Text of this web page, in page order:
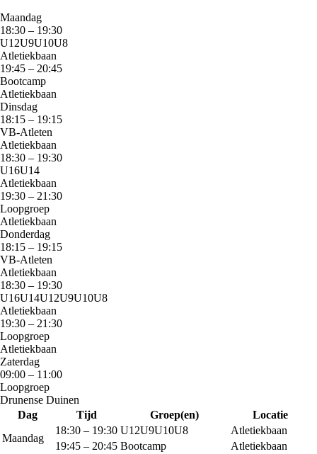
Maandag
18:30 – 19:30
U12U9U10U8
Atletiekbaan
19:45 – 20:45
Bootcamp
Atletiekbaan
Dinsdag
18:15 – 19:15
VB-Atleten
Atletiekbaan
18:30 – 19:30
U16U14
Atletiekbaan
19:30 – 21:30
Loopgroep
Atletiekbaan
Donderdag
18:15 – 19:15
VB-Atleten
Atletiekbaan
18:30 – 19:30
U16U14U12U9U10U8
Atletiekbaan
19:30 – 21:30
Loopgroep
Atletiekbaan
Zaterdag
09:00 – 11:00
Loopgroep
Drunense Duinen
Dag
Tijd Groep(en)
Locatie
Maandag
18:30 – 19:30 U12U9U10U8
Atletiekbaan
19:45 – 20:45 Bootcamp Atletiekbaan